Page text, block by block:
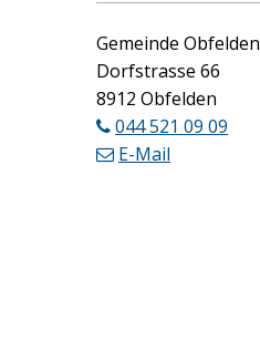
Gemeinde Obfelden
Dorfstrasse 66
8912 Obfelden
044 521 09 09
E-Mail